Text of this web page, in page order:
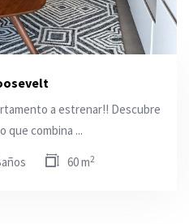
a estrenar!! Descubre
que combina ...
60 m2